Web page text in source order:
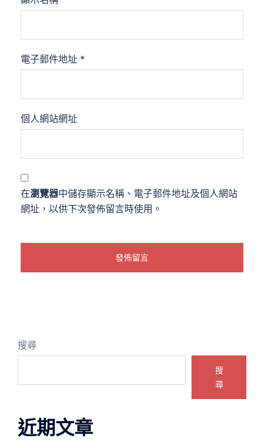
電子郵件地址 *
個人網站網址
在瀏覽器中儲存顯示名稱、電子郵件地址及個人網站
網址，以供下次發佈留言時使用。
搜尋
搜
尋
近期文章